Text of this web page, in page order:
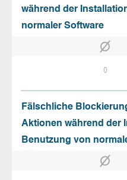
während der
normaler Software
0
Fälschliche
Aktionen während der
Benutzung von